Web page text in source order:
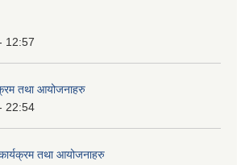
12:57
तथा आयोजनाहरु
22:54
तथा आयोजनाहरु